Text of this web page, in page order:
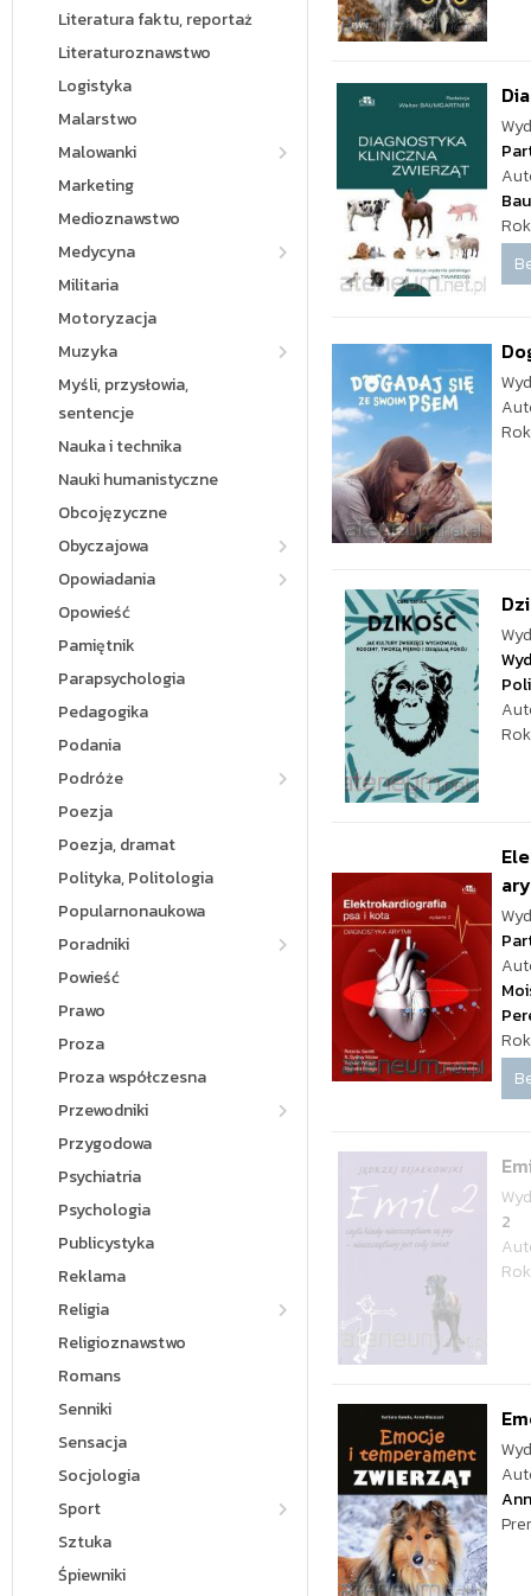
Literatura faktu, reportaż
Literaturoznawstwo
Logistyka
Malarstwo
Malowanki
Marketing
Medioznawstwo
Medycyna
Militaria
Motoryzacja
Muzyka
Myśli, przysłowia,
sentencje
Nauka i technika
Nauki humanistyczne
Obcojęzyczne
Obyczajowa
Opowiadania
Opowieść
Pamiętnik
Parapsychologia
Pedagogika
Podania
Podróże
Poezja
Poezja, dramat
Polityka, Politologia
Popularnonaukowa
Poradniki
Powieść
Prawo
Proza
Proza współczesna
Przewodniki
Przygodowa
Psychiatria
Psychologia
Publicystyka
Reklama
Religia
Religioznawstwo
Romans
Senniki
Sensacja
Socjologia
Sport
Sztuka
Śpiewniki
2